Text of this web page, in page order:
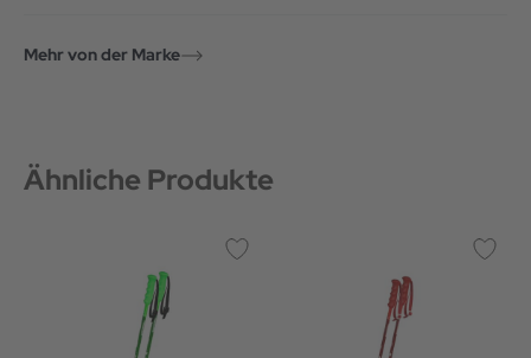
Mehr von der Marke
Ähnliche Produkte